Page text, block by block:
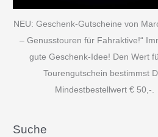
NEU: Geschenk-Gutscheine von
– Genusstouren für Fahraktive!“
gute Geschenk-Idee! Den Wert
Tourengutschein bestimmst
Mindestbestellwert € 50,-.
Suche